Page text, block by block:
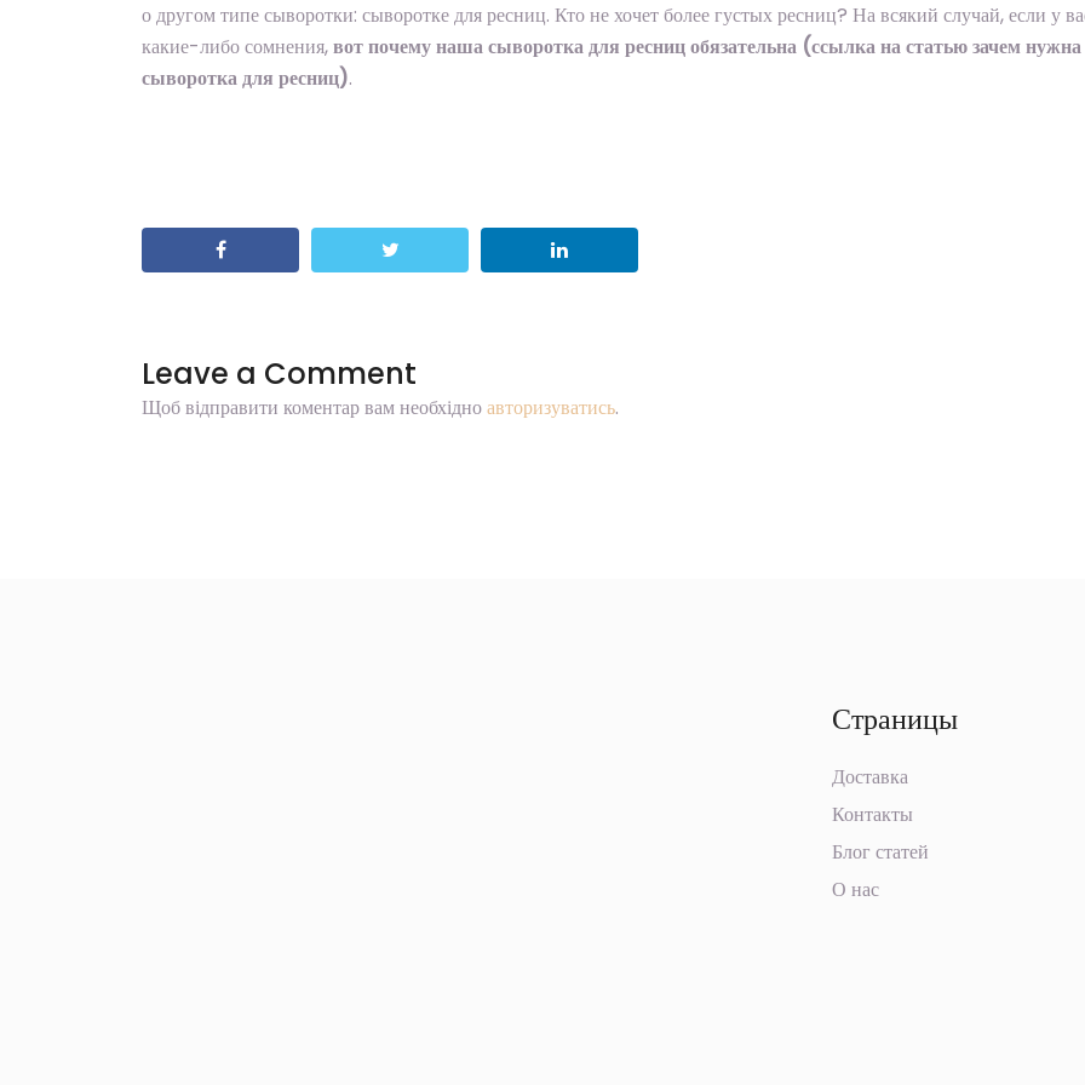
о другом типе сыворотки: сыворотке для ресниц. Кто не хочет более густых ресниц? На всякий случай, если у
какие-либо сомнения,вот почему наша сыворотка для ресниц обязательна (ссылка на статью зачем нужна
сыворотка для ресниц).
Leave a Comment
Щоб відправити коментар вам необхідноавторизуватись.
Страницы
Доставка
Контакты
Блог статей
О нас